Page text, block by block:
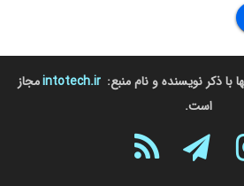
با ذکر نویسنده و نام منبع: intotech.irمجاز
است.